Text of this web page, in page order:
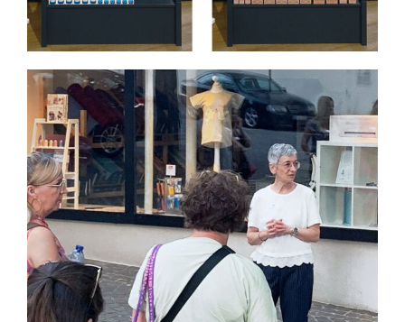
Beratung mit
Optimierungsvorschlägen für
Einzelhändler/innen